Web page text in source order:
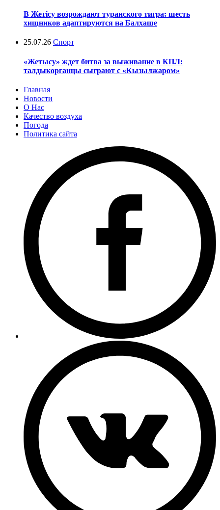
В Жетісу возрождают туранского тигра: шесть
хищников адаптируются на Балхаше
25.07.26 Спорт
«Жетысу» ждет битва за выживание в КПЛ:
талдыкорганцы сыграют с «Кызылжаром»
Главная
Новости
О Нас
Качество воздуха
Погода
Политика сайта